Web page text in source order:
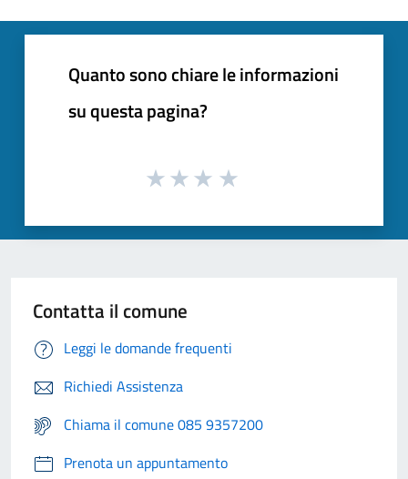
Quanto sono chiare le informazioni
su questa pagina?
Contatta il comune
Leggi le domande frequenti
Richiedi Assistenza
Chiama il comune 085 9357200
Prenota un appuntamento